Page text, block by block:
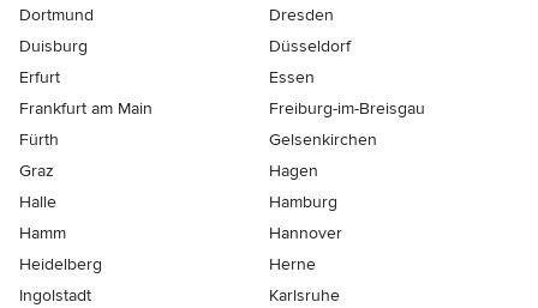
Dortmund
Dresden
Duisburg
Düsseldorf
Erfurt
Essen
Frankfurt am Main
Freiburg-im-Breisgau
Fürth
Gelsenkirchen
Graz
Hagen
Halle
Hamburg
Hamm
Hannover
Heidelberg
Herne
Ingolstadt
Karlsruhe